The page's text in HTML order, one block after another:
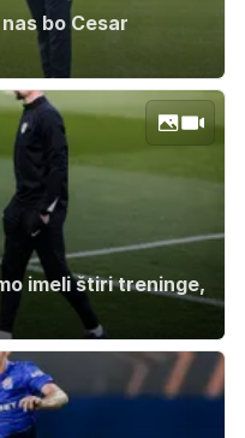
bo Cesar
imeli štiri treninge,